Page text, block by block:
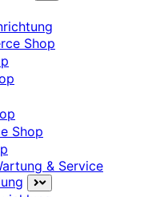
Shop
Shop
& Service